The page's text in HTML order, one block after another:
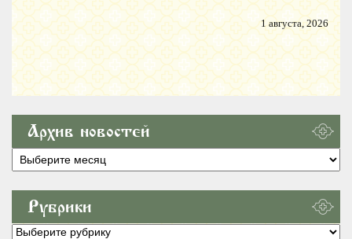
1 августа, 2026
Архив новостей
Архив
новостей
Рубрики
Рубрики